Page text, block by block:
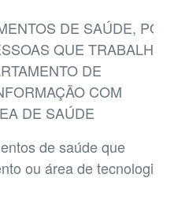
DE SAÚDE, POR
QUE TRABALHAM
DE
COM
DE SAÚDE
de saúde que
ou área de tecnologia